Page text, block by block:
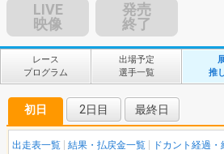
LIVE
映像
発売
終了
レース
プログラム
出場予定
選手一覧
推
初日
出走表一覧 結果・払戻金一覧 ドカント経過・
2日目 最終日